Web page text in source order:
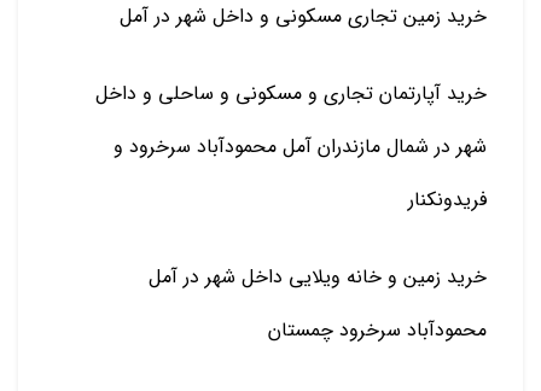
خرید زمین تجاری مسکونی و داخل شهر در آمل
خرید آپارتمان تجاری و مسکونی و ساحلی و داخل
شهر در شمال مازندران آمل محمودآباد سرخرود و
فریدونکنار
خرید زمین و خانه ویلایی داخل شهر در آمل
محمودآباد سرخرود چمستان